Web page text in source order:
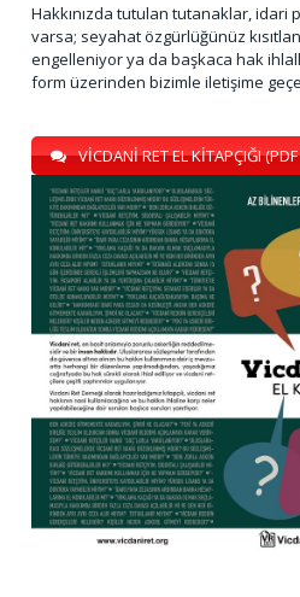
Hakkınızda tutulan tutanaklar, idari
varsa; seyahat özgürlüğünüz
engelleniyor ya da başkaca hak
form üzerinden bizimle iletişime
VİCDANİ RET EL KİTAPÇIĞI